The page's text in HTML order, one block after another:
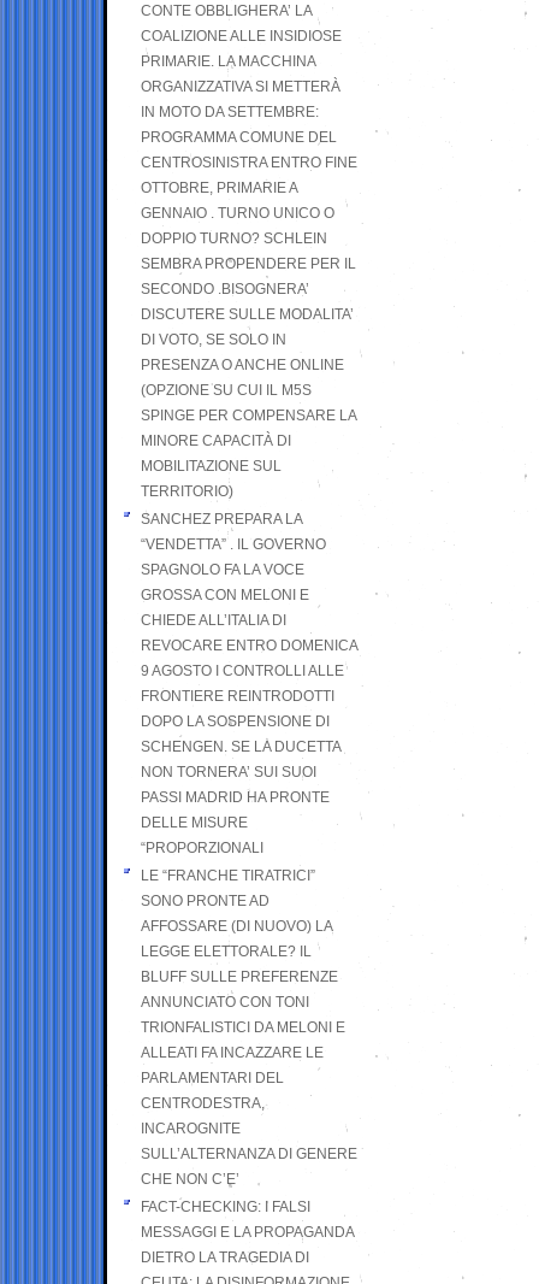
CONTE OBBLIGHERA’ LA
COALIZIONE ALLE INSIDIOSE
PRIMARIE. LA MACCHINA
ORGANIZZATIVA SI METTERÀ
IN MOTO DA SETTEMBRE:
PROGRAMMA COMUNE DEL
CENTROSINISTRA ENTRO FINE
OTTOBRE, PRIMARIE A
GENNAIO . TURNO UNICO O
DOPPIO TURNO? SCHLEIN
SEMBRA PROPENDERE PER IL
SECONDO .BISOGNERA’
DISCUTERE SULLE MODALITA’
DI VOTO, SE SOLO IN
PRESENZA O ANCHE ONLINE
(OPZIONE SU CUI IL M5S
SPINGE PER COMPENSARE LA
MINORE CAPACITÀ DI
MOBILITAZIONE SUL
TERRITORIO)
SANCHEZ PREPARA LA
“VENDETTA” . IL GOVERNO
SPAGNOLO FA LA VOCE
GROSSA CON MELONI E
CHIEDE ALL’ITALIA DI
REVOCARE ENTRO DOMENICA
9 AGOSTO I CONTROLLI ALLE
FRONTIERE REINTRODOTTI
DOPO LA SOSPENSIONE DI
SCHENGEN. SE LA DUCETTA
NON TORNERA’ SUI SUOI
PASSI MADRID HA PRONTE
DELLE MISURE
“PROPORZIONALI
LE “FRANCHE TIRATRICI”
SONO PRONTE AD
AFFOSSARE (DI NUOVO) LA
LEGGE ELETTORALE? IL
BLUFF SULLE PREFERENZE
ANNUNCIATO CON TONI
TRIONFALISTICI DA MELONI E
ALLEATI FA INCAZZARE LE
PARLAMENTARI DEL
CENTRODESTRA,
INCAROGNITE
SULL’ALTERNANZA DI GENERE
CHE NON C’E’
FACT-CHECKING: I FALSI
MESSAGGI E LA PROPAGANDA
DIETRO LA TRAGEDIA DI